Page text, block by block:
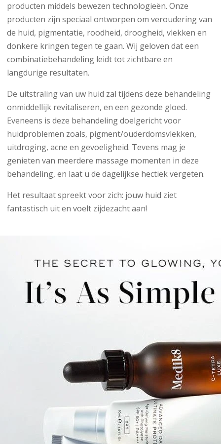
producten middels bewezen technologieën. Onze
producten zijn speciaal ontworpen om veroudering van
de huid, pigmentatie, roodheid, droogheid, vlekken en
donkere kringen tegen te gaan. Wij geloven dat een
combinatiebehandeling leidt tot zichtbare en
langdurige resultaten.
De uitstraling van uw huid zal tijdens deze behandeling
onmiddellijk revitaliseren, en een gezonde gloed.
Eveneens is deze behandeling doelgericht voor
huidproblemen zoals, pigment/ouderdomsvlekken,
uitdroging, acne en gevoeligheid. Tevens mag je
genieten van meerdere massage momenten in deze
behandeling, en laat u de dagelijkse hectiek vergeten.
Het resultaat spreekt voor zich: jouw huid ziet
fantastisch uit en voelt zijdezacht aan!